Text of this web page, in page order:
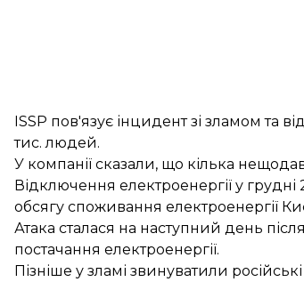
ISSP пов'язує інцидент зі зламом та
тис. людей.
У компанії сказали, що кілька
Відключення електроенергії у грудні
обсягу споживання електроенергії
Атака сталася на наступний день
постачання електроенергії.
Пізніше у зламі звинуватили